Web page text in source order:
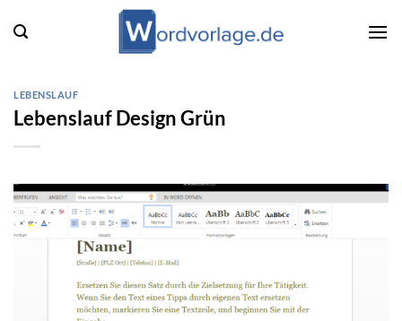
Inhalt
LEBENSLAUF
Lebenslauf Design Grün